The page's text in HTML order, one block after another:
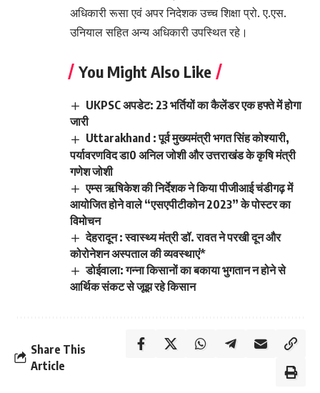
अधिकारी रूसा एवं अपर निदेशक उच्च शिक्षा प्रो. ए.एस.
उनियाल सहित अन्य अधिकारी उपस्थित रहे।
You Might Also Like
UKPSC अपडेट: 23 भर्तियों का कैलेंडर एक हफ्ते में होगा
जारी
Uttarakhand : पूर्व मुख्यमंत्री भगत सिंह कोश्यारी,
पर्यावरणविद डा0 अनिल जोशी और उत्तराखंड के कृषि मंत्री
गणेश जोशी
एम्स ऋषिकेश की निर्देशक ने किया पीजीआई चंडीगढ़ में
आयोजित होने वाले “एसएपीटीकोन 2023” के पोस्टर का
विमोचन
देहरादून : स्वास्थ्य मंत्री डॉ. रावत ने परखी दून और
कोरोनेशन अस्पताल की व्यवस्थाएं*
डोईवाला: गन्ना किसानों का बकाया भुगतान न होने से
आर्थिक संकट से जूझ रहे किसान
Share This
Article